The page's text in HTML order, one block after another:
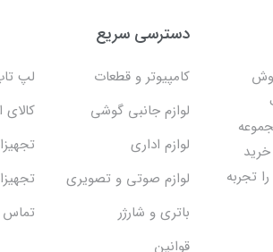
فروش
تجربه
دسترسی سریع
کامپیوتر و قطعات
لپ
لوازم جانبی گوشی
لوازم اداری
لوازم صوتی و تصویری
باتری و شارژر
تماس
قوانین